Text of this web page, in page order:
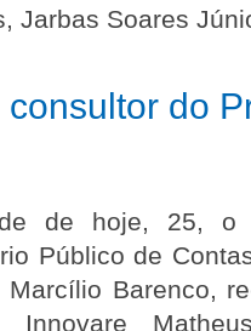
Jarbas Soares
do
de hoje, 25, o
Público de
Marcílio Barenco,
Innovare